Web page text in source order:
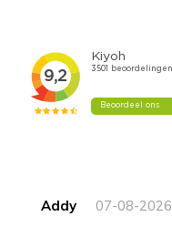
Addy 07-08-2026